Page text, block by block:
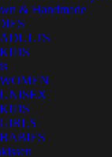
& Handmade
ADULTS
KIDS
WOMEN
UNISEX
KIDS
GIRLS
BABIES